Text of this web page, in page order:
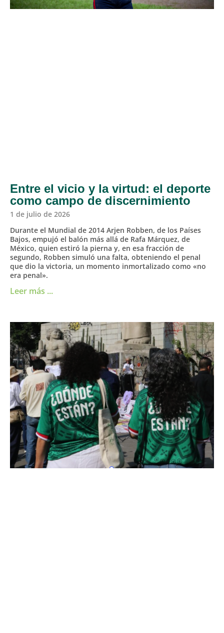
Entre el vicio y la virtud: el deporte
como campo de discernimiento
1 de julio de 2026
Durante el Mundial de 2014 Arjen Robben, de los Países
Bajos, empujó el balón más allá de Rafa Márquez, de
México, quien estiró la pierna y, en esa fracción de
segundo, Robben simuló una falta, obteniendo el penal
que dio la victoria, un momento inmortalizado como «no
era penal».
Leer más ...